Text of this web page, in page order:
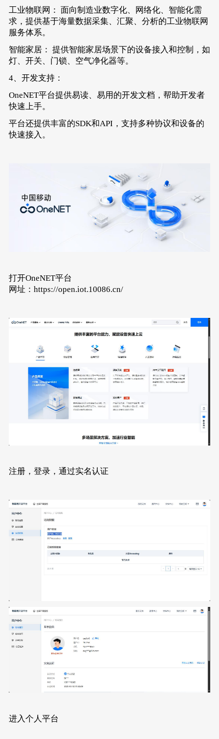
工业物联网： 面向制造业数字化、网络化、智能化需
求，提供基于海量数据采集、汇聚、分析的工业物联网
服务体系。
智能家居： 提供智能家居场景下的设备接入和控制，如
灯、开关、门锁、空气净化器等。
4、开发支持：
OneNET平台提供易读、易用的开发文档，帮助开发者
快速上手。
平台还提供丰富的SDK和API，支持多种协议和设备的
快速接入。
打开OneNET平台
网址：https://open.iot.10086.cn/
注册，登录，通过实名认证
进入个人平台